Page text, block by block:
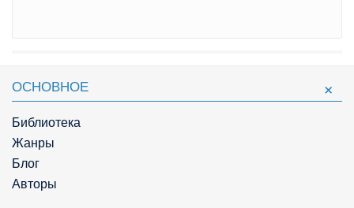
ОСНОВНОЕ
Библиотека
Жанры
Блог
Авторы